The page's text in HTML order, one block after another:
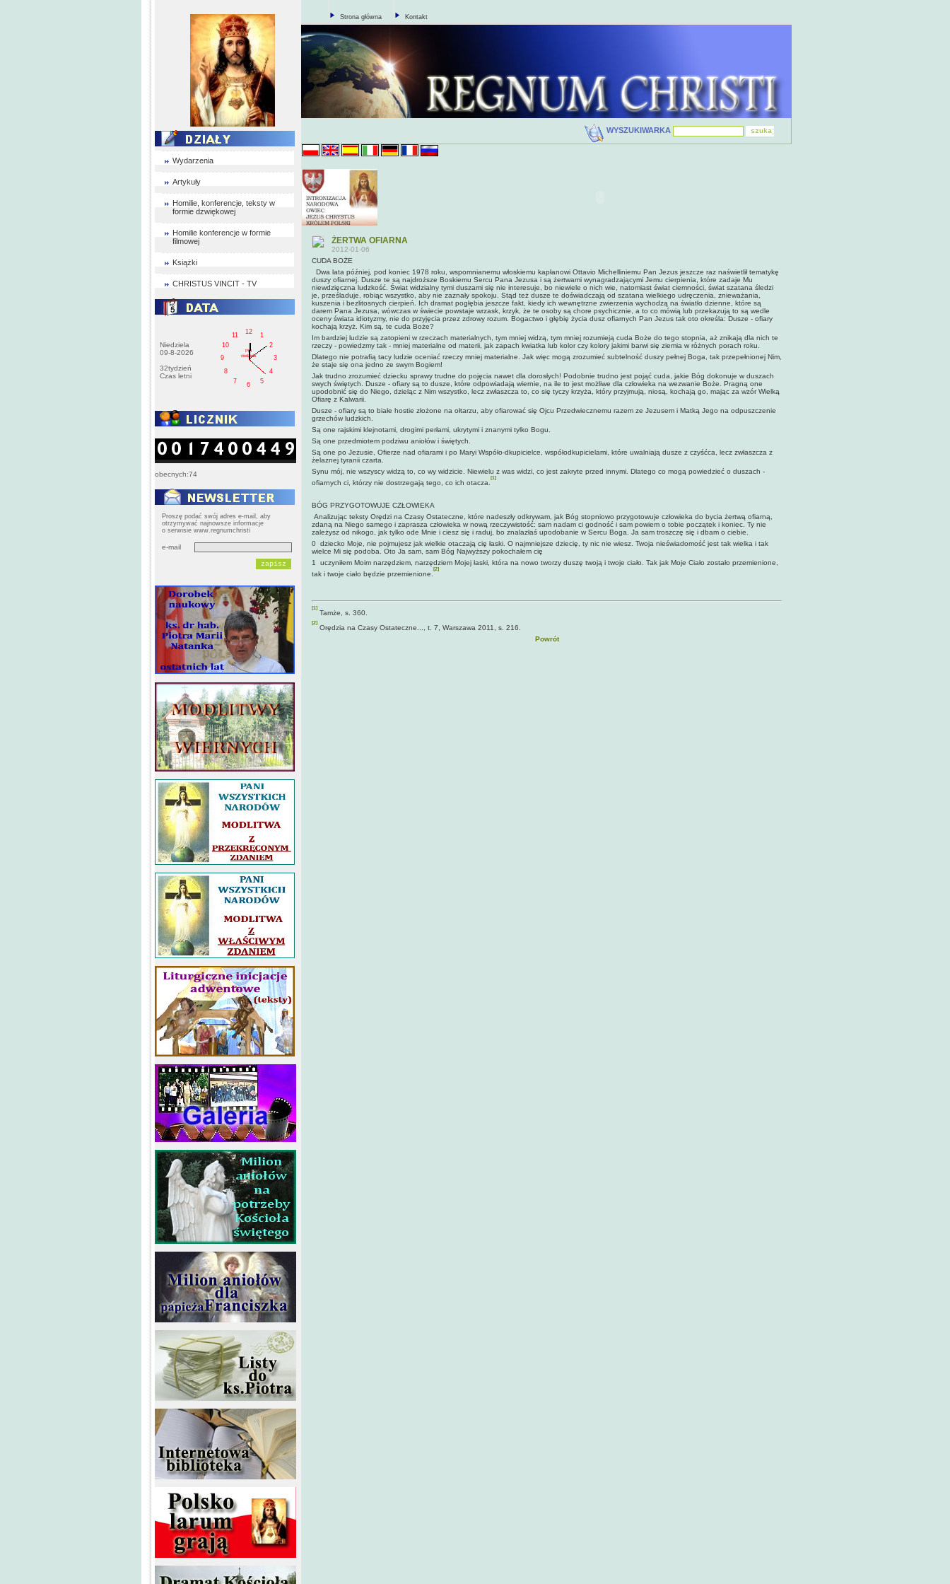
Wydarzenia
Artykuły
Homilie, konferencje, teksty w
formie dzwiękowej
Homilie konferencje w formie
filmowej
Książki
CHRISTUS VINCIT - TV
Niedziela
09-8-2026
32tydzień
Czas letni
1
2
3
4
5
6
7
8
9
10
11
12
PM
niedziela
obecnych:74
Proszę podać swój adres e-mail, aby
otrzymywać najnowsze informacje
o serwisie www.regnumchristi
e-mail
Strona główna Kontakt
WYSZUKIWARKA
ŻERTWA OFIARNA
2012-01-06
CUDA BOŻE
Dwa lata później, pod koniec 1978 roku, wspomnianemu wło­skiemu kapłanowi Ottavio Michelliniemu Pan Jezus jeszcze raz naświe­tlił tematykę
duszy ofiarnej. Dusze te są najdroższe Boskiemu Sercu Pana Jezusa i są żertwami wynagradzającymi Jemu cierpienia, które zadaje Mu
niewdzięczna ludzkość. Świat widzialny tymi duszami się nie inte­resuje, bo niewiele o nich wie, natomiast świat ciemności, świat szatana śledzi
je, prześladuje, robiąc wszystko, aby nie zaznały spokoju. Stąd też dusze te doświadczają od szatana wielkiego udręczenia, znieważania,
kuszenia i bezlitosnych cierpień. Ich dramat pogłębia jeszcze fakt, kiedy ich wewnętrzne zwierzenia wychodzą na światło dzienne, które są
darem Pana Jezusa, wówczas w świecie powstaje wrzask, krzyk, że te osoby są chore psychicznie, a to co mówią lub przekazują to są wedle
oceny świa­ta idiotyzmy, nie do przyjęcia przez zdrowy rozum. Bogactwo i głębię życia dusz ofiarnych Pan Jezus tak oto określa: Dusze - ofiary
kochają krzyż. Kim są, te cuda Boże?
Im bardziej ludzie są zatopieni w rzeczach materialnych, tym mniej widzą, tym mniej rozumieją cuda Boże do tego stopnia, aż znikają dla nich te
rzeczy - powiedzmy tak - mniej materialne od materii, jak zapach kwiatka lub kolor czy kolory jakimi barwi się ziemia w różnych porach roku.
Dlatego nie potrafią tacy ludzie oceniać rzeczy mniej materialne. Jak więc mogą zrozumieć subtelność duszy pełnej Boga, tak przepełnio­nej Nim,
że staje się ona jedno ze swym Bogiem!
Jak trudno zrozumieć dziecku sprawy trudne do pojęcia nawet dla dorosłych! Podobnie trudno jest pojąć cuda, jakie Bóg dokonuje w duszach
swych świętych. Dusze - ofiary są to dusze, które odpowiadają wiernie, na ile to jest możliwe dla człowieka na wezwanie Boże. Pragną one
upodobnić się do Niego, dzieląc z Nim wszystko, lecz zwłaszcza to, co się tyczy krzyża, który przyjmują, niosą, kochają go, mając za wzór Wielką
Ofiarę z Kalwarii.
Dusze - ofiary są to białe hostie złożone na ołtarzu, aby ofiarować się Ojcu Przedwiecznemu razem ze Jezusem i Matką Jego na odpuszcze­nie
grzechów ludzkich.
Są one rajskimi klejnotami, drogimi perłami, ukrytymi i znanymi tylko Bogu.
Są one przedmiotem podziwu aniołów i świętych.
Są one po Jezusie, Ofierze nad ofiarami i po Maryi Współo-dkupicielce, współodkupicielami, które uwalniają dusze z czyśćca, lecz zwłaszcza z
żelaznej tyranii czarta.
Synu mój, nie wszyscy widzą to, co wy widzicie. Niewielu z was widzi, co jest zakryte przed innymi. Dlatego co mogą powiedzieć o duszach -
ofiarnych ci, którzy nie dostrzegają tego, co ich otacza.
[1]
BÓG PRZYGOTOWUJE CZŁOWIEKA
Analizując teksty Orędzi na Czasy Ostateczne, które nadeszły od­krywam, jak Bóg stopniowo przygotowuje człowieka do bycia żertwą ofiarną,
zdaną na Niego samego i zaprasza człowieka w nową rzeczy­wistość: sam nadam ci godność i sam powiem o tobie początek i koniec. Ty nie
zależysz od nikogo, jak tylko ode Mnie i ciesz się i raduj, bo zna­lazłaś upodobanie w Sercu Boga. Ja sam troszczę się i dbam o ciebie.
0 dziecko Moje, nie pojmujesz jak wielkie otaczają cię łaski. O najmniej­sze dziecię, ty nic nie wiesz. Twoja nieświadomość jest tak wielka i tak
wielce Mi się podoba. Oto Ja sam, sam Bóg Najwyższy pokochałem cię
1 uczyniłem Moim narzędziem, narzędziem Mojej łaski, która na nowo tworzy duszę twoją i twoje ciało. Tak jak Moje Ciało zostało przemienio­ne,
tak i twoje ciało będzie przemienione.
[2]
[1]
Tamże, s. 360.
[2]
Orędzia na Czasy Ostateczne..., t. 7, Warszawa 2011, s. 216.
Powrót